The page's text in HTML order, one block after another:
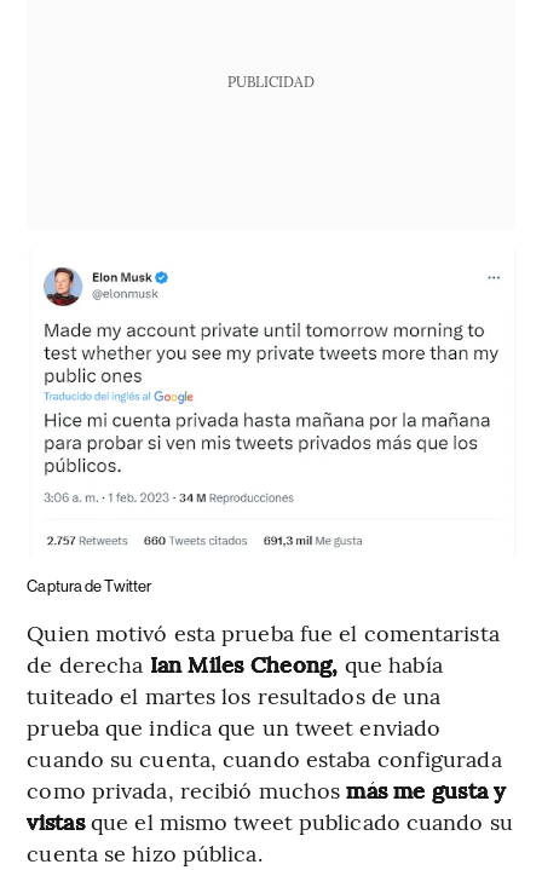
PUBLICIDAD
Captura de Twitter
Quien motivó esta prueba fue el comentarista
de derecha Ian Miles Cheong, que había
tuiteado el martes los resultados de una
prueba que indica que un tweet enviado
cuando su cuenta, cuando estaba configurada
como privada, recibió muchosmás me gusta y
vistasque el mismo tweet publicado cuando su
cuenta se hizo pública.